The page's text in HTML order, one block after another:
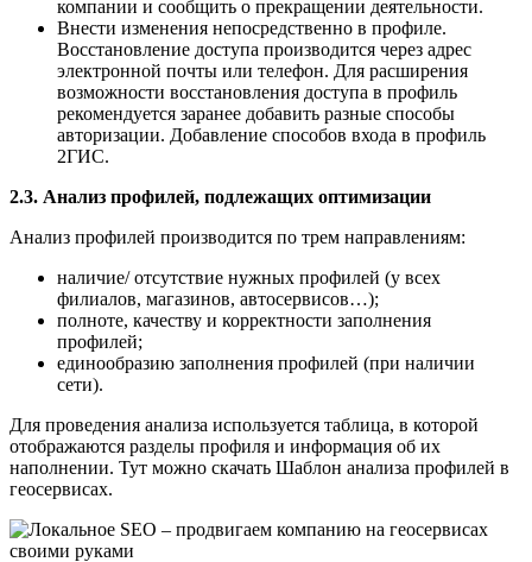
компании и сообщить о прекращении деятельности.
Внести изменения непосредственно в профиле.
Восстановление доступа производится через адрес
электронной почты или телефон. Для расширения
возможности восстановления доступа в профиль
рекомендуется заранее добавить разные способы
авторизации. Добавление способов входа в профиль
2ГИС.
2.3. Анализ профилей, подлежащих оптимизации
Анализ профилей производится по трем направлениям:
наличие/ отсутствие нужных профилей (у всех
филиалов, магазинов, автосервисов…);
полноте, качеству и корректности заполнения
профилей;
единообразию заполнения профилей (при наличии
сети).
Для проведения анализа используется таблица, в которой
отображаются разделы профиля и информация об их
наполнении. Тут можно скачать Шаблон анализа профилей в
геосервисах.